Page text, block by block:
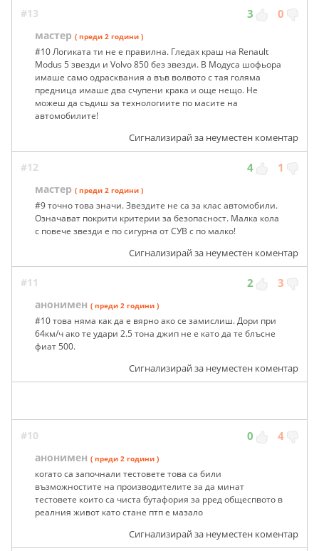
#13 3 0
мастер ( преди 2 години )
#10 Логиката ти не е правилна. Гледах краш на Renault
Modus 5 звезди и Volvo 850 без звезди. В Модуса шофьора
имаше само одрасквания а във волвото с тая голяма
предница имаше два счупени крака и още нещо. Не
можеш да съдиш за технологиите по масите на
автомобилите!
Сигнализирай за неуместен коментар
#12 4 1
мастер ( преди 2 години )
#9 точно това значи. Звездите не са за клас автомобили.
Означават покрити критерии за безопасност. Малка кола
с повече звезди е по сигурна от СУВ с по малко!
Сигнализирай за неуместен коментар
#11 2 3
анонимен ( преди 2 години )
#10 това няма как да е вярно ако се замислиш. Дори при
64км/ч ако те удари 2.5 тона джип не е като да те блъсне
фиат 500.
Сигнализирай за неуместен коментар
#10 0 4
анонимен ( преди 2 години )
когато са започнали тестовете това са били
възможностите на производителите за да минат
тестовете които са чиста бутафория за рред общеспвото в
реалния живот като стане птп е мазало
Сигнализирай за неуместен коментар